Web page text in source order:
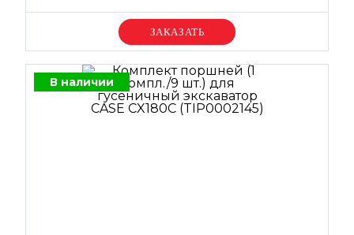
Уточняйте цену
В наличии